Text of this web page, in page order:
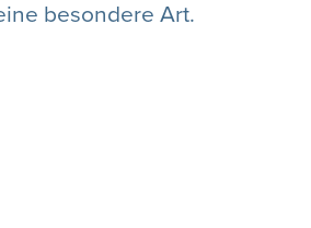
besondere Art.